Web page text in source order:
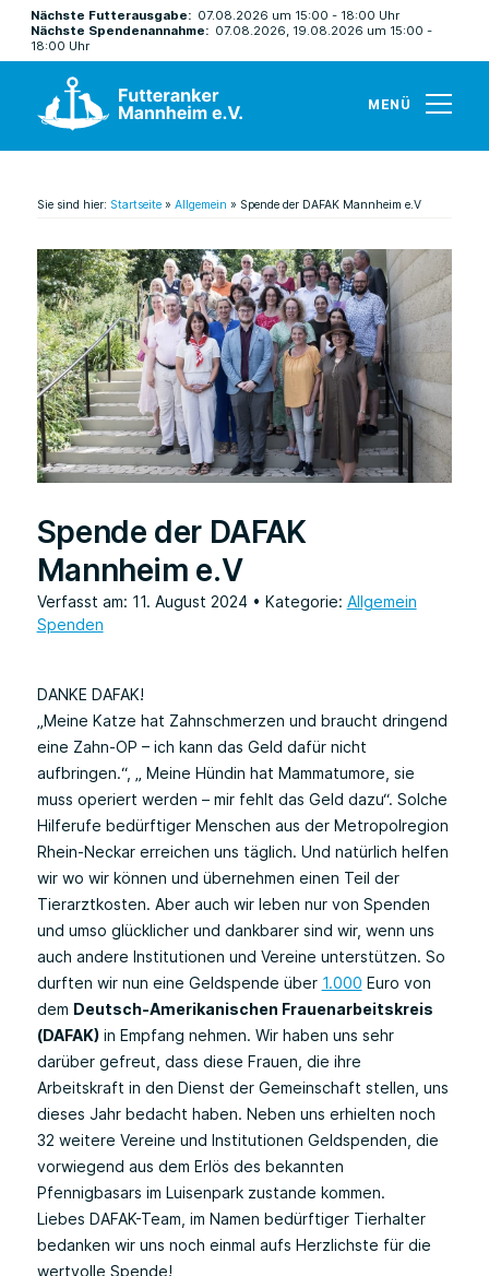
Nächste Futterausgabe: 07.08.2026 um 15:00 - 18:00 Uhr
Nächste Spendenannahme: 07.08.2026, 19.08.2026 um 15:00 -
18:00 Uhr
MENÜ
Sie sind hier: Startseite» Allgemein » Spende der DAFAK Mannheim e.V
Spende der DAFAK
Mannheim e.V
Verfasst am: 11. August 2024 • Kategorie: Allgemein
Spenden
DANKE DAFAK!
„Meine Katze hat Zahnschmerzen und braucht dringend
eine Zahn-OP – ich kann das Geld dafür nicht
aufbringen.“, „ Meine Hündin hat Mammatumore, sie
muss operiert werden – mir fehlt das Geld dazu“. Solche
Hilferufe bedürftiger Menschen aus der Metropolregion
Rhein-Neckar erreichen uns täglich. Und natürlich helfen
wir wo wir können und übernehmen einen Teil der
Tierarztkosten. Aber auch wir leben nur von Spenden
und umso glücklicher und dankbarer sind wir, wenn uns
auch andere Institutionen und Vereine unterstützen. So
durften wir nun eine Geldspende über 1.000 Euro von
dem Deutsch-Amerikanischen Frauenarbeitskreis
(DAFAK)in Empfang nehmen. Wir haben uns sehr
darüber gefreut, dass diese Frauen, die ihre
Arbeitskraft in den Dienst der Gemeinschaft stellen, uns
dieses Jahr bedacht haben. Neben uns erhielten noch
32 weitere Vereine und Institutionen Geldspenden, die
vorwiegend aus dem Erlös des bekannten
Pfennigbasars im Luisenpark zustande kommen.
Liebes DAFAK-Team, im Namen bedürftiger Tierhalter
bedanken wir uns noch einmal aufs Herzlichste für die
wertvolle Spende!